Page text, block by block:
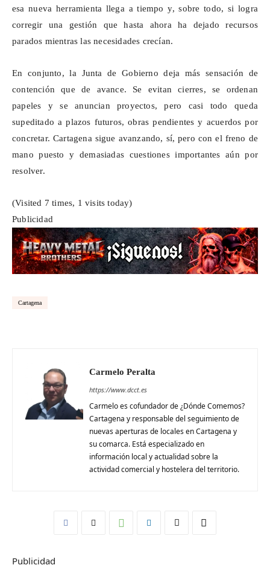
esa nueva herramienta llega a tiempo y, sobre todo, si logra
corregir una gestión que hasta ahora ha dejado recursos
parados mientras las necesidades crecían.
En conjunto, la Junta de Gobierno deja más sensación de
contención que de avance. Se evitan cierres, se ordenan
papeles y se anuncian proyectos, pero casi todo queda
supeditado a plazos futuros, obras pendientes y acuerdos por
concretar. Cartagena sigue avanzando, sí, pero con el freno de
mano puesto y demasiadas cuestiones importantes aún por
resolver.
(Visited 7 times, 1 visits today)
Publicidad
Cartagena
Carmelo Peralta
https://www.dcct.es
Carmelo es cofundador de ¿Dónde Comemos?
Cartagena y responsable del seguimiento de
nuevas aperturas de locales en Cartagena y
su comarca. Está especializado en
información local y actualidad sobre la
actividad comercial y hostelera del territorio.
Publicidad